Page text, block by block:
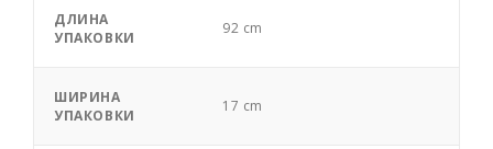
ДЛИНА
УПАКОВКИ
92 cm
ШИРИНА
УПАКОВКИ
17 cm